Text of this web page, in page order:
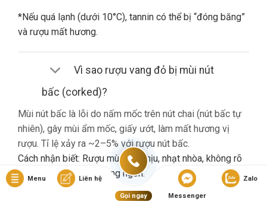
*Nếu quá lạnh (dưới 10°C), tannin có thể bị “đóng băng”
và rượu mất hương.
Vì sao rượu vang đỏ bị mùi nút
bấc (corked)?
Mùi nút bấc là lỗi do nấm mốc trên nút chai (nút bấc tự
nhiên), gây mùi ẩm mốc, giấy ướt, làm mất hương vị
rượu. Tỉ lệ xảy ra ~2–5% với rượu nút bấc.
Cách nhận biết: Rượu mùi khó chịu, nhạt nhòa, không rõ
hương trái cây dù là vang ngon.
Nếu gặp lỗi này, bạn nên liên hệ cửa hàng đổi trả (nếu có
Menu Liên hệ
Gọi ngay Messenger
Zalo